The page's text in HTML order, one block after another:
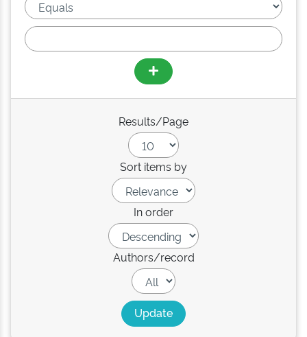
Results/Page
Sort items by
In order
Authors/record